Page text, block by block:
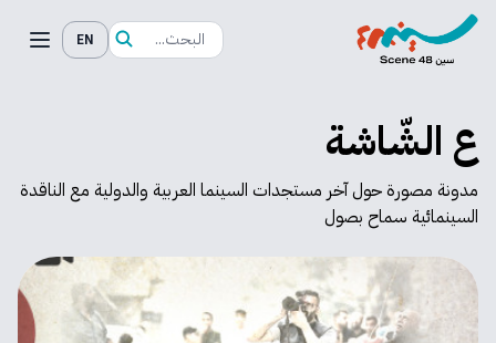
EN
ع الشّاشة
مدونة مصورة حول آخر مستجدات السينما العربية والدولية مع الناقدة
السينمائية سماح بصول